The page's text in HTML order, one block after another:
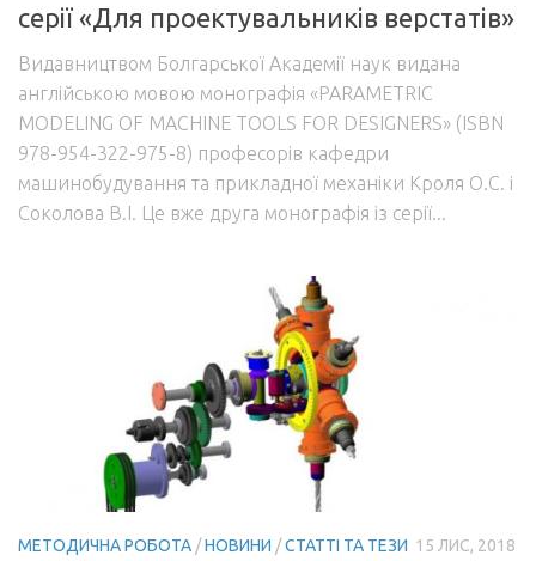
серії «Для проектувальників верстатів»
Видавництвом Болгарської Академії наук видана
англійською мовою монографія «PARAMETRIC
MODELING OF MACHINE TOOLS FOR DESIGNERS» (ISBN
978-954-322-975-8) професорів кафедри
машинобудування та прикладної механіки Кроля О.С. і
Соколова В.І. Це вже друга монографія із серії...
МЕТОДИЧНА РОБОТА /НОВИНИ /СТАТТІ ТА ТЕЗИ 15 ЛИС, 2018